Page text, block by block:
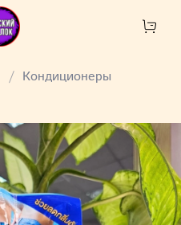
Кондиционеры